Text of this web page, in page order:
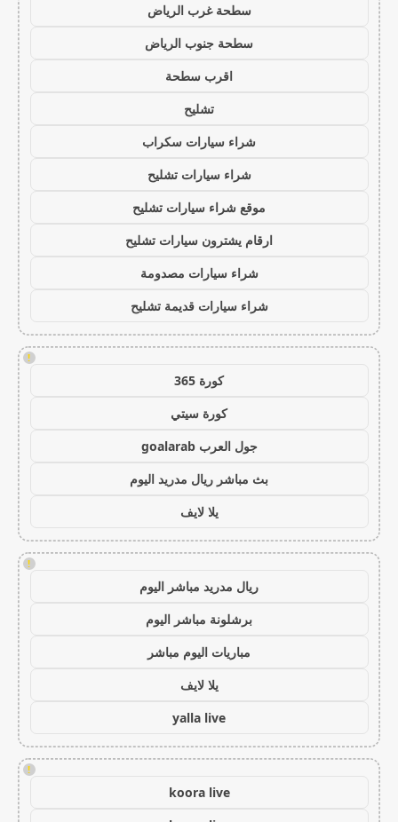
سطحة غرب الرياض
سطحة جنوب الرياض
اقرب سطحة
تشليح
شراء سيارات سكراب
شراء سيارات تشليح
موقع شراء سيارات تشليح
ارقام يشترون سيارات تشليح
شراء سيارات مصدومة
شراء سيارات قديمة تشليح
!
كورة 365
كورة سيتي
جول العرب goalarab
بث مباشر ريال مدريد اليوم
يلا لايف
!
ريال مدريد مباشر اليوم
برشلونة مباشر اليوم
مباريات اليوم مباشر
يلا لايف
yalla live
!
koora live